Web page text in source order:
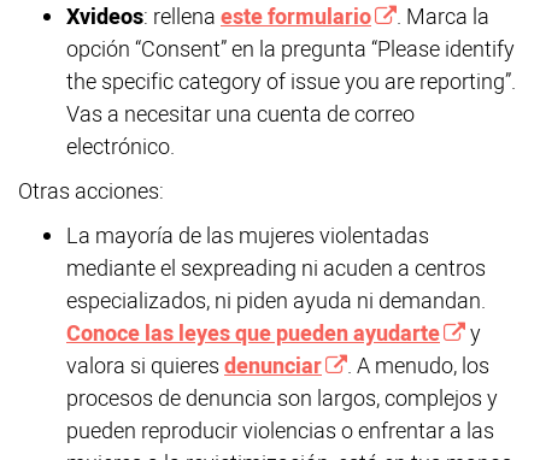
Xvideos: rellenaeste formulario
. Marca la
opción “Consent” en la pregunta “Please identify
the specific category of issue you are reporting”.
Vas a necesitar una cuenta de correo
electrónico.
Otras acciones:
La mayoría de las mujeres violentadas
mediante el sexpreading ni acuden a centros
especializados, ni piden ayuda ni demandan.
Conoce las leyes que pueden ayudarte
y
valora si quieresdenunciar
. A menudo, los
procesos de denuncia son largos, complejos y
pueden reproducir violencias o enfrentar a las